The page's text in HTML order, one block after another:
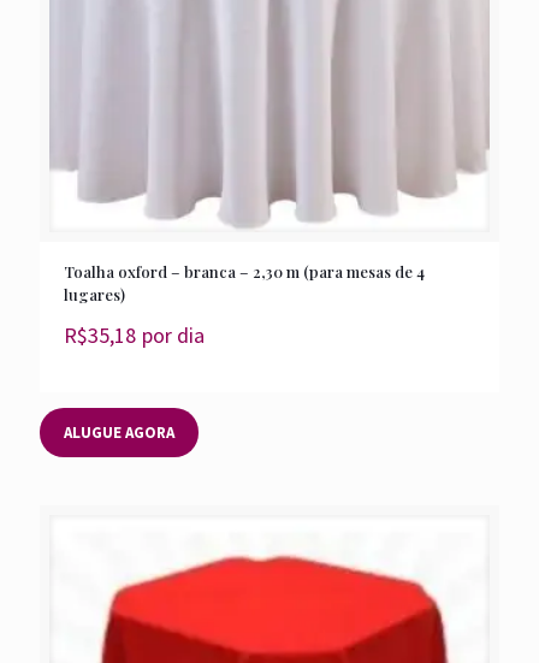
Toalha oxford – branca – 2,30 m (para mesas de 4
lugares)
R$35,18 por dia
ALUGUE AGORA